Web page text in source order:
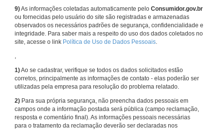
9)As informações coletadas automaticamente pelo Consumidor.gov.br
ou fornecidas pelo usuário do site são registradas e armazenadas
observados os necessários padrões de segurança, confidencialidade e
integridade. Para saber mais a respeito do uso dos dados coletados no
site, acesse o link Política de Uso de Dados Pessoais.
,
1)Ao se cadastrar, verifique se todos os dados solicitados estão
corretos, principalmente as informações de contato - elas poderão ser
utilizadas pela empresa para resolução do problema relatado.
2) Para sua própria segurança, não preencha dados pessoais em
campos onde a informação postada será pública (campo reclamação,
resposta e comentário final). As informações pessoais necessárias
para o tratamento da reclamação deverão ser declaradas nos